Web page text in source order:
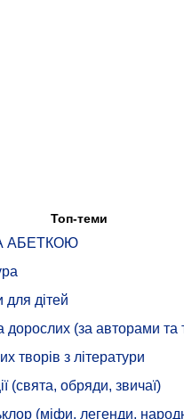
Топ-теми
АБЕТКОЮ
для дітей
дорослих (за авторами
творів з літератури
(свята, обряди, звичаї)
(міфи, легенди,